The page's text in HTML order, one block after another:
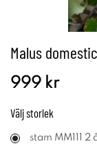
Malus
999 kr
Väljstorlek
stam MM111 2